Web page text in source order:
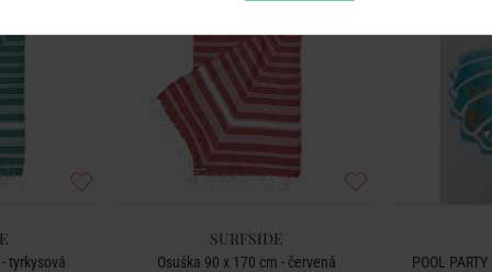
tyrkysová
SURFSIDE
Osuška 90 x 170 cm - červená POOL